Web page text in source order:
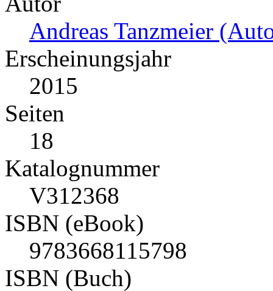
Andreas Tanzmeier
Erscheinungsjahr
2015
Seiten
18
Katalognummer
V312368
ISBN (eBook)
9783668115798
ISBN (Buch)